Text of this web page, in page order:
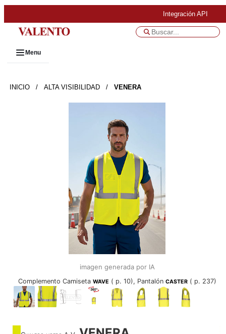
Integración API
Menu
INICIO / ALTA VISIBILIDAD / VENERA
imagen generada por IA
Complemento Camiseta WAVE ( p. 10), Pantalón CASTER( p. 237)